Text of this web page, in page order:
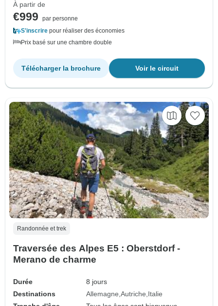
À partir de
€999
par personne
S'inscrire pour réaliser des économies
Prix basé sur une chambre double
Voir le circuit
Télécharger la brochure
Randonnée et trek
Traversée des Alpes E5 : Oberstdorf -
Merano de charme
Durée
8 jours
Destinations
Allemagne Autriche Italie